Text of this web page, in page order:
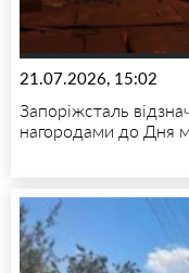
21.07.2026, 15:02
Запоріжсталь
нагородами до Дня